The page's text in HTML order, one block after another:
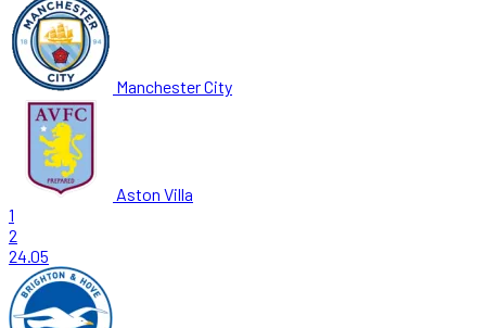
Manchester City
Aston Villa
1
2
24.05